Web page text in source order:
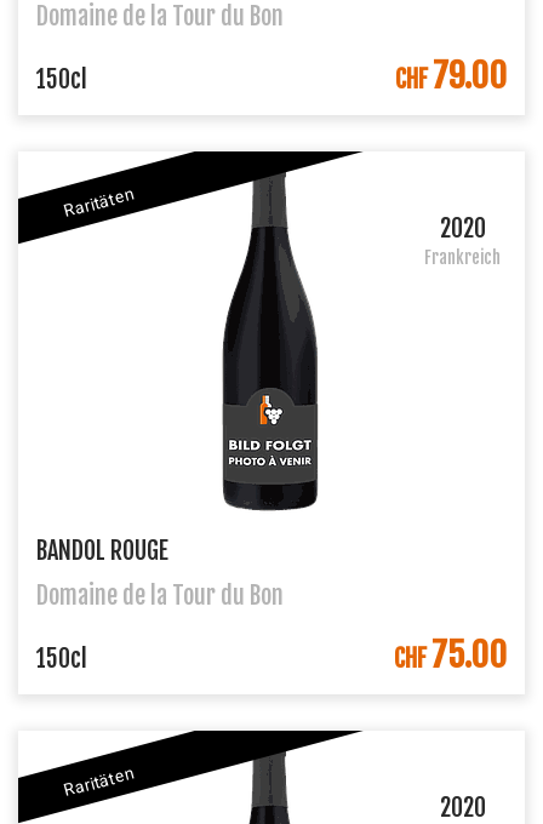
Domaine de la Tour du Bon
IN DEN WARENKORB
150cl CHF79.00
Raritäten
2020
Frankreich
BANDOL ROUGE
Domaine de la Tour du Bon
IN DEN WARENKORB
150cl CHF75.00
Raritäten
2020